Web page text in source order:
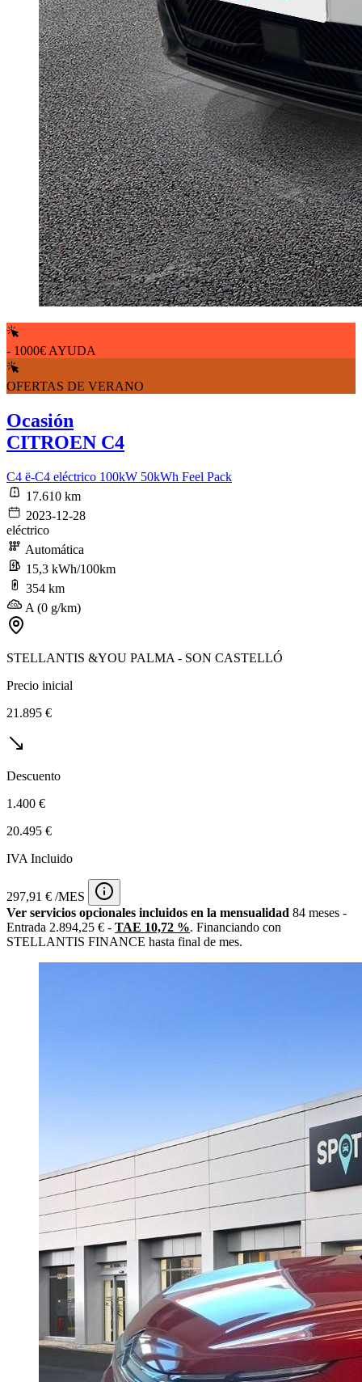
- 1000€ AYUDA
OFERTAS DE VERANO
Ocasión
CITROEN C4
C4 ë-C4 eléctrico 100kW 50kWh Feel Pack
17.610 km
2023-12-28
eléctrico
Automática
15,3 kWh/100km
354 km
A (0 g/km)
STELLANTIS &YOU PALMA - SON CASTELLÓ
Precio inicial
21.895 €
Descuento
1.400 €
20.495 €
IVA Incluido
297,91 € /MES
Ver servicios opcionales incluidos en la mensualidad 84 meses -
Entrada 2.894,25 € - TAE 10,72 %. Financiando con
STELLANTIS FINANCE hasta final de mes.